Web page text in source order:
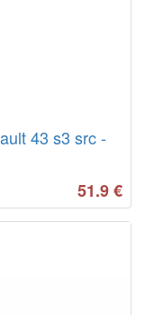
43 s3 src -
51.9€